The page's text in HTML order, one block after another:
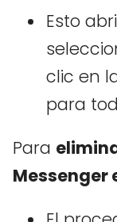
Esto
clic en
para
Para
Messenger